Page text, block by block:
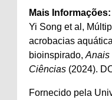
Mais Informações:
Yi Song et al,
acrobacias
bioinspirado, Anais
Ciências (2024).
Fornecido pela